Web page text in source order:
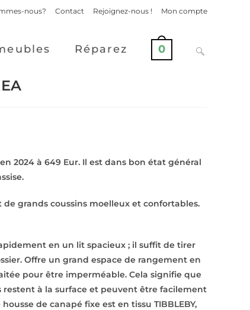
nous? Contact Rejoignez-nous ! Mon compte
Réparez 0
2024 à 649 Eur. Il est dans bon état général
grands coussins moelleux et confortables.
en un lit spacieux ; il suffit de tirer
Offre un grand espace de rangement en
pour être imperméable. Cela signifie que
restent à la surface et peuvent être facilement
de canapé fixe est en tissu TIBBLEBY,